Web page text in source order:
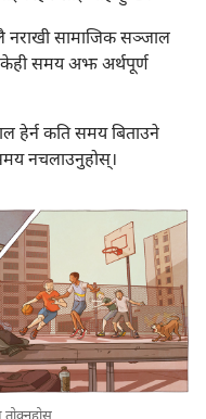
सामाजिक सञ्जाल
केही समय अझ अर्थपूर्ण
हेर्न कति समय बिताउने
नचलाउनुहोस्‌।